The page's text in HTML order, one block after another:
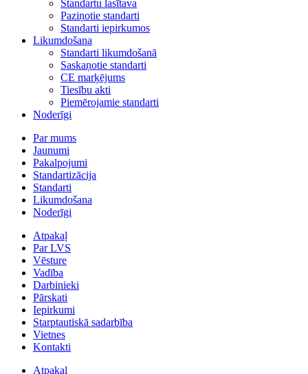
Standartu lasītava
Paziņotie standarti
Standarti iepirkumos
Likumdošana
Standarti likumdošanā
Saskaņotie standarti
CE marķējums
Tiesību akti
Piemērojamie standarti
Noderīgi
Par mums
Jaunumi
Pakalpojumi
Standartizācija
Standarti
Likumdošana
Noderīgi
Atpakaļ
Par LVS
Vēsture
Vadība
Darbinieki
Pārskati
Iepirkumi
Starptautiskā sadarbība
Vietnes
Kontakti
Atpakaļ